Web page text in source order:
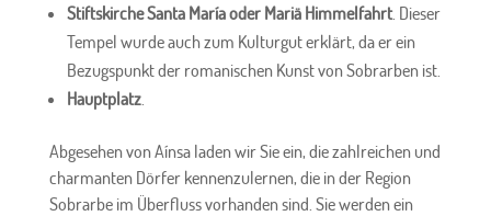
Stiftskirche Santa María oder Mariä Himmelfahrt. Dieser
Tempel wurde auch zum Kulturgut erklärt, da er ein
Bezugspunkt der romanischen Kunst von Sobrarben ist.
Hauptplatz.
Abgesehen von Aínsa laden wir Sie ein, die zahlreichen und
charmanten Dörfer kennenzulernen, die in der Region
Sobrarbe im Überfluss vorhanden sind. Sie werden ein